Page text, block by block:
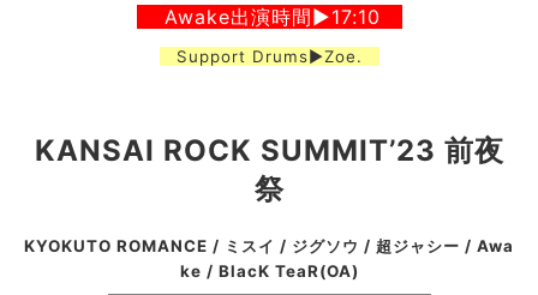
Awake出演時間▶︎17:10
Support Drums▶︎Zoe.
KANSAI ROCK SUMMIT’23 前夜
祭
KYOKUTO ROMANCE / ミスイ / ジグソウ / 超ジャシー / Awa
ke / BlacK TeaR(OA)